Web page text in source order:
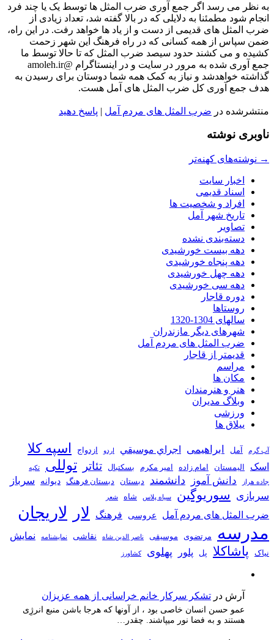
به نظر می رسد اگر جمع آوری ضرب المثل ها توسط یک یا چند فرد
انجام شود مطمئنا به دلایلی که در بالا گفته شد، تعداد زیادی از
ضرب المثل های قدیمی از دست و از یاد ها خواهد رفت. در این راه،
ضمن سپاس از همه کسانی که در راه فرهنگ این شهر زحمت
کشیده و می کشند حدود سیصد ضرب المثل که تا حالا توسط ما
جمع آوری شده به مرور در سایت و در اینستاگرام @amoleh.ir
گذاشته خواهدشد و نیاز به کمک همه شما دوستان برای رسیدن به
هدف جمع آوری کل ضرب المثل های آمل هست.
منتشرشده در ضرب المثل های مردم آمل | پاسخ دهید
ناوبری نوشته
→ نوشته‌های کهنه‌تر
اخبار سایت
اسناد قدیمی
افراد و شخصیت ها
تاریخ شهر آمل
تصاویر
دسته‌بندی نشده
دهه بیست خورشیدی
دهه پنجاه خورشیدی
دهه چهل خورشیدی
دهه سی خورشیدی
دوره قاجار
روستاها
سالهای 1304-1320
شهرهای دیگر مازندران
ضرب المثل های مردم آمل
قدیمتر از قاجار
مراسم
مکان ها
هنر و هنرمندان
وبلاگ مدیران
ورزشی
ییلاق ها
آب گرم آمل ابراهیمی اجراي موسيقي اردو ازدواج اسپه کلا
اسک الیمستان امام زاده امیر مکرم بسکتبال تئاتر توللی تکیه
جاده هراز دانش آموز دانشمند دبستان دبستان فرهنگ دیوانه
سرباز
سربازی
سوریوگین سیاه پلاس شاه شعر
ضرب المثل های مردم آمل عروسی فرهنگ لار لاریجان
مدرسه مرتضوی موسیقی ناصر الدین شاه نقاشی نمايشنامه نمایش
نیاک پاشاکلا پل پلور پهلوی کشاورز
آرش در تشکر سرکار خانم خراسانی از همه عزیزان
عمو حسن انسان خاصی بود ، از آونها که هرجا باشن منبع انرژِی
هستند و به فضا نور میپاشند. چقدر…